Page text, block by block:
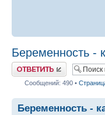
Беременность -
Ответить
Сообщений: 490 •
Беременность -